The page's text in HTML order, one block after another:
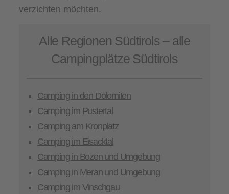
verzichten möchten.
Alle Regionen Südtirols – alle
Campingplätze Südtirols
Camping in den Dolomiten
Camping im Pustertal
Camping am Kronplatz
Camping im Eisacktal
Camping in Bozen und Umgebung
Camping in Meran und Umgebung
Camping im Vinschgau